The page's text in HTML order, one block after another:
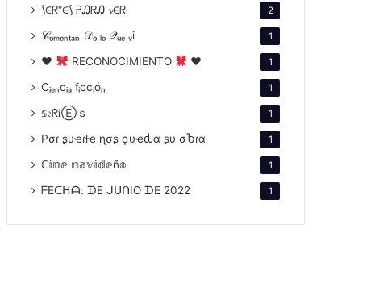
⟆∈ᖇ⫯∈⟆ ᕈᎯᖇᎯ 𝓿∈ᖇ 2
𝒞ₒₘₑₙₜₐₙ 𝒟ₒ ₗₒ 𝒬ᵤₑ ᵥi 1
♥ RECONOCIMIENTO ♥ 1
Cᵢₑₙcᵢₐ fᵢccᵢóₙ 1
𝕤𝔢ᖇ𝐢Ⓔｓ 1
Pσɾ ʂυҽɾƚҽ ɳσʂ ϙυҽԃα ʂυ σႦɾα 1
ℂ𝕚𝕟𝕖 𝕟𝕒𝕧𝕚𝕕𝕖ñ𝕠 1
ᖴEᑕᕼᗩ: ᗪE ᒍᑌᑎIO ᗪE 2022 1